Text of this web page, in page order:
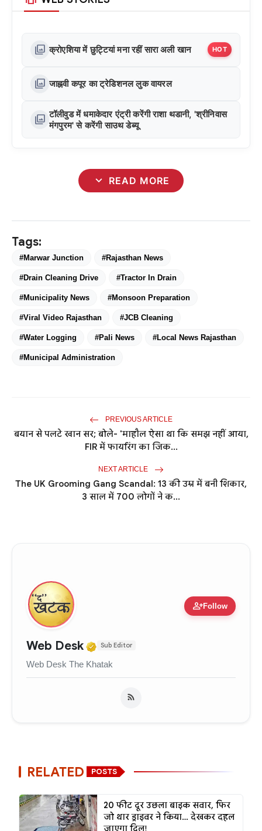
photo_library क्रोएशिया में छुट्टियां मना रहीं सारा अली खान HOT
photo_library जाह्नवी कपूर का ट्रेडिशनल लुक वायरल
photo_library टॉलीवुड में धमाकेदार एंट्री करेंगी राशा थडानी, 'श्रीनिवास
मंगपुरम' से करेंगी साउथ डेब्यू
expand_more READ MORE
Tags:
#Marwar Junction #Rajasthan News
#Drain Cleaning Drive #Tractor In Drain
#Municipality News #Monsoon Preparation
#Viral Video Rajasthan #JCB Cleaning
#Water Logging #Pali News #Local News Rajasthan
#Municipal Administration
PREVIOUS ARTICLE
बयान से पलटे खान सर; बोले- 'माहौल ऐसा था कि समझ नहीं आया,
FIR में फायरिंग का जिक...
NEXT ARTICLE
The UK Grooming Gang Scandal: 13 की उम्र में बनी शिकार,
3 साल में 700 लोगों ने क...
person_addFollow
Web Desk Verified Media or
Sub Editor
Web Desk The Khatak
RELATED POSTS
20 फीट दूर उछला बाइक सवार, फिर
जो थार ड्राइवर ने किया… देखकर दहल
जाएगा दिल!